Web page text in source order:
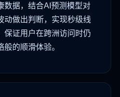
数据，结合AI预测模型对
动做出判断，实现秒级线
保证用户在跨洲访问时仍
的顺滑体验。